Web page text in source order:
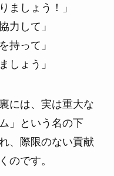
ましょう！」
力して」
持って」
しょう」
には、実は重大な
」という名の下
、際限のない貢献
のです。